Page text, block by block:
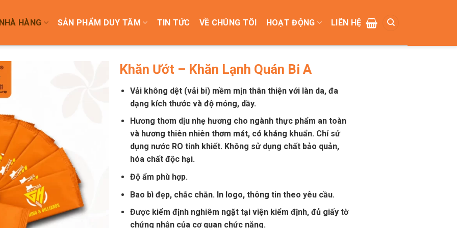
HÀNG SẢN PHẨM DUY TÂM TIN TỨC VỀ CHÚNG TÔI HOẠT ĐỘNG LIÊN HỆ
Khăn Ướt – Khăn Lạnh Quán Bi A
Vải không dệt (vải bi) mềm mịn thân thiện với làn da, đa
dạng kích thước và độ mỏng, dầy.
Hương thơm dịu nhẹ hương cho ngành thực phẩm an toàn
và hương thiên nhiên thơm mát, có kháng khuẩn. Chỉ sử
dụng nước RO tinh khiết. Không sử dụng chất bảo quản,
hóa chất độc hại.
Độ ẩm phù hợp.
Bao bì đẹp, chắc chắn. In logo, thông tin theo yêu cầu.
Được kiểm định nghiêm ngặt tại viện kiểm định, đủ giấy tờ
chứng nhận của cơ quan chức năng.